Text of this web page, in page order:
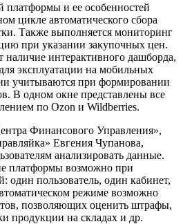
и ее особенностей
цикле автоматического сбора
Также выполняется мониторинг
при указании закупочных цен.
наличие интерактивного дашборда,
эксплуатации на мобильных
учитываются при формировании
В одном окне представлены все
по Ozon и Wildberries.
Финансового Управления»,
Евгения Чупанова,
анализировать данные.
платформы возможно при
один пользователь, один кабинет,
режиме возможно
позволяющих оценить штрафы,
продукции на складах и др.